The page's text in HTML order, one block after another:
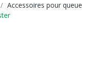
Accessoires pour queue